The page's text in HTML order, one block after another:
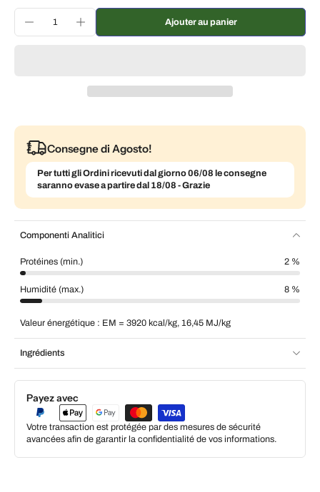
Ajouter au panier
Consegne di Agosto!
Per tutti gli Ordini ricevuti dal giorno 06/08 le consegne
saranno evase a partire dal 18/08 - Grazie
Componenti Analitici
Protéines (min.) 2 %
Humidité (max.) 8 %
Valeur énergétique : EM = 3920 kcal/kg, 16,45 MJ/kg
Ingrédients
Payez avec
Votre transaction est protégée par des mesures de sécurité
avancées afin de garantir la confidentialité de vos informations.